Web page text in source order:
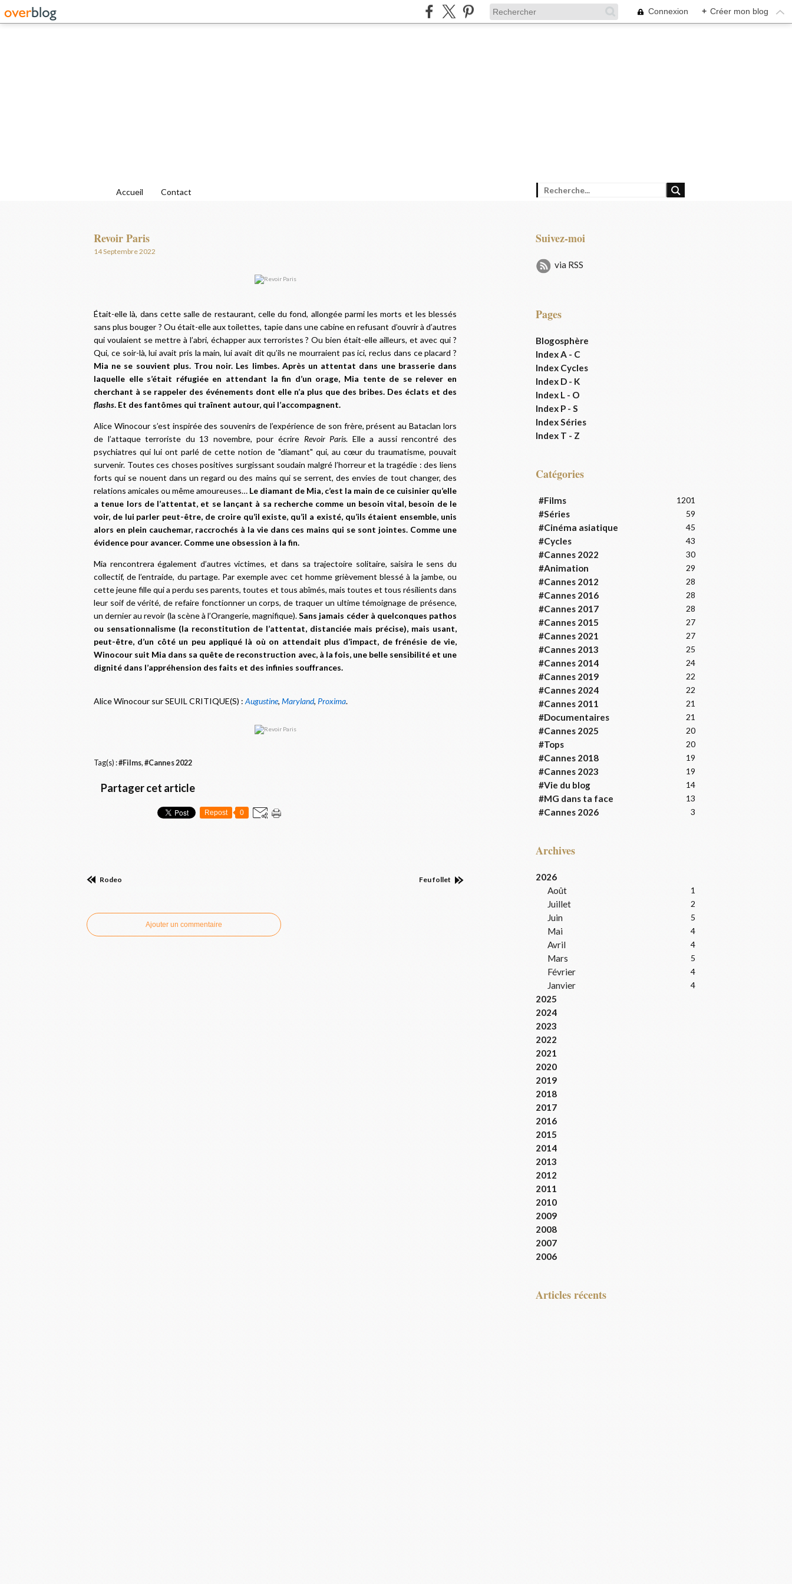
Connexion + Créer mon blog
Accueil Contact
Revoir Paris
14 Septembre 2022
Était-elle là, dans cette salle de restaurant, celle du fond, allongée parmi les morts et les blessés
sans plus bouger ? Ou était-elle aux toilettes, tapie dans une cabine en refusant d’ouvrir à d’autres
qui voulaient se mettre à l’abri, échapper aux terroristes ? Ou bien était-elle ailleurs, et avec qui ?
Qui, ce soir-là, lui avait pris la main, lui avait dit qu’ils ne mourraient pas ici, reclus dans ce placard ?
Mia ne se souvient plus. Trou noir. Les limbes. Après un attentat dans une brasserie dans
laquelle elle s’était réfugiée en attendant la fin d’un orage, Mia tente de se relever en
cherchant à se rappeler des événements dont elle n’a plus que des bribes. Des éclats et des
flashs. Et des fantômes qui traînent autour, qui l’accompagnent.
Alice Winocour s’est inspirée des souvenirs de l’expérience de son frère, présent au Bataclan lors
de l’attaque terroriste du 13 novembre, pour écrire Revoir Paris. Elle a aussi rencontré des
psychiatres qui lui ont parlé de cette notion de "diamant" qui, au cœur du traumatisme, pouvait
survenir. Toutes ces choses positives surgissant soudain malgré l’horreur et la tragédie : des liens
forts qui se nouent dans un regard ou des mains qui se serrent, des envies de tout changer, des
relations amicales ou même amoureuses… Le diamant de Mia, c’est la main de ce cuisinier qu’elle
a tenue lors de l’attentat, et se lançant à sa recherche comme un besoin vital, besoin de le
voir, de lui parler peut-être, de croire qu’il existe, qu’il a existé, qu’ils étaient ensemble, unis
alors en plein cauchemar, raccrochés à la vie dans ces mains qui se sont jointes. Comme une
évidence pour avancer. Comme une obsession à la fin.
Mia rencontrera également d’autres victimes, et dans sa trajectoire solitaire, saisira le sens du
collectif, de l’entraide, du partage. Par exemple avec cet homme grièvement blessé à la jambe, ou
cette jeune fille qui a perdu ses parents, toutes et tous abîmés, mais toutes et tous résilients dans
leur soif de vérité, de refaire fonctionner un corps, de traquer un ultime témoignage de présence,
un dernier au revoir (la scène à l’Orangerie, magnifique).Sans jamais céder à quelconques pathos
ou sensationnalisme (la reconstitution de l’attentat, distanciée mais précise), mais usant,
peut-être, d’un côté un peu appliqué là où on attendait plus d’impact, de frénésie de vie,
Winocour suit Mia dans sa quête de reconstruction avec, à la fois, une belle sensibilité et une
dignité dans l’appréhension des faits et des infinies souffrances.
Alice Winocour sur SEUIL CRITIQUE(S) : Augustine, Maryland, Proxima.
Tag(s) :#Films, #Cannes 2022
Partager cet article
Repost 0
Rodeo Feu follet
Ajouter un commentaire
Suivez-moi
via RSS
Pages
Blogosphère
Index A - C
Index Cycles
Index D - K
Index L - O
Index P - S
Index Séries
Index T - Z
Catégories
#Films 1201
#Séries 59
#Cinéma asiatique 45
#Cycles 43
#Cannes 2022 30
#Animation 29
#Cannes 2012 28
#Cannes 2016 28
#Cannes 2017 28
#Cannes 2015 27
#Cannes 2021 27
#Cannes 2013 25
#Cannes 2014 24
#Cannes 2019 22
#Cannes 2024 22
#Cannes 2011 21
#Documentaires 21
#Cannes 2025 20
#Tops 20
#Cannes 2018 19
#Cannes 2023 19
#Vie du blog 14
#MG dans ta face 13
#Cannes 2026 3
Archives
2026
Août
1
Juillet 2
Juin 5
Mai 4
Avril 4
Mars 5
Février 4
Janvier 4
2025
2024
2023
2022
2021
2020
2019
2018
2017
2016
2015
2014
2013
2012
2011
2010
2009
2008
2007
2006
articles récents